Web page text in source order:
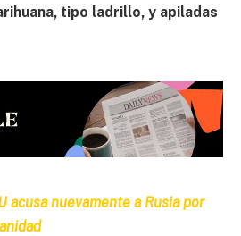
tipo ladrillo, y apiladas
acusa nuevamente a Rusia por